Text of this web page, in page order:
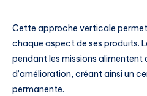
Cette approche verticale
chaque aspect de ses produits.
pendant les missions
d’amélioration, créant ainsi un
permanente.